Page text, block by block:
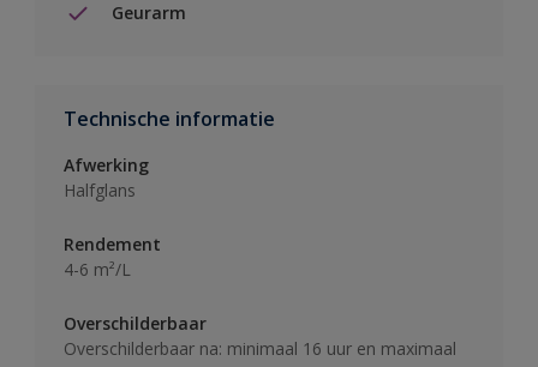
Geurarm
Technische informatie
Afwerking
Halfglans
Rendement
4-6 m²/L
Overschilderbaar
Overschilderbaar na: minimaal 16 uur en maximaal